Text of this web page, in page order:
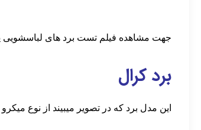
جهت مشاهده فیلم تست برد های
برد کرال
این مدل برد که در تصویر میبیند از نوع